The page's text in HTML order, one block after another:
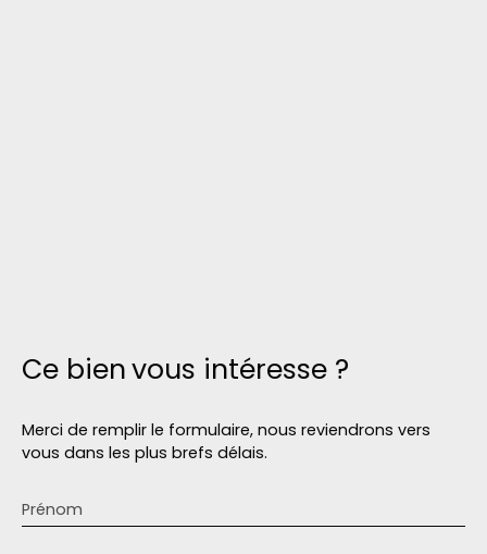
Ce bienvous intéresse ?
Merci de remplir le formulaire, nous reviendrons vers
vous dans les plus brefs délais.
Prénom